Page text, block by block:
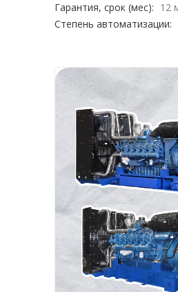
Гарантия, срок (мес): 12
Степень автоматизации: